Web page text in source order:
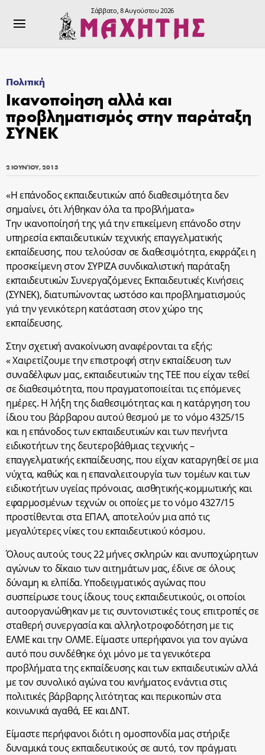
Σάββατο, 8 Αυγούστου 2026
Πολιτική
Ικανοποίηση αλλά και
προβληματισμός στην παράταξη
ΣΥΝΕΚ
2 ΙΟΥΝΊΟΥ, 2015
«Η επάνοδος εκπαιδευτικών από διαθεσιμότητα δεν
σημαίνει, ότι λήθηκαν όλα τα προβλήματα»
Την ικανοποίησή της γιά την επικείμενη επάνοδο στην
υπηρεσία εκπαιδευτικών τεχνικής επαγγελματικής
εκπαίδευσης, που τελούσαν σε διαθεσιμότητα, εκφράζει η
προσκείμενη στον ΣΥΡΙΖΑ συνδικαλιστική παράταξη
εκπαιδευτικών Συνεργαζόμενες Εκπαιδευτικές Κινήσεις
(ΣΥΝΕΚ), διατυπώνοντας ωστόσο και προβληματισμούς
γιά την γενικότερη κατάσταση στον χώρο της
εκπαίδευσης.
Στην σχετική ανακοίνωση αναφέρονται τα εξής:
« Χαιρετίζουμε την επιστροφή στην εκπαίδευση των
συναδέλφων μας, εκπαιδευτικών της ΤΕΕ που είχαν τεθεί
σε διαθεσιμότητα, που πραγματοποιείται τις επόμενες
ημέρες. Η λήξη της διαθεσιμότητας και η κατάργηση του
ίδιου του βάρβαρου αυτού θεσμού με το νόμο 4325/15
και η επάνοδος των εκπαιδευτικών και των πενήντα
ειδικοτήτων της δευτεροβάθμιας τεχνικής –
επαγγελματικής εκπαίδευσης, που είχαν καταργηθεί σε μια
νύχτα, καθώς και η επαναλειτουργία των τομέων και των
ειδικοτήτων υγείας πρόνοιας, αισθητικής-κομμωτικής και
εφαρμοσμένων τεχνών οι οποίες με το νόμο 4327/15
προστίθενται στα ΕΠΑΛ, αποτελούν μια από τις
μεγαλύτερες νίκες του εκπαιδευτικού κόσμου.
Όλους αυτούς τους 22 μήνες σκληρών και ανυποχώρητων
αγώνων το δίκαιο των αιτημάτων μας, έδινε σε όλους
δύναμη κι ελπίδα. Υποδειγματικός αγώνας που
συσπείρωσε τους ίδιους τους εκπαιδευτικούς, οι οποίοι
αυτοοργανώθηκαν με τις συντονιστικές τους επιτροπές σε
σταθερή συνεργασία και αλληλοτροφοδότηση με τις
ΕΛΜΕ και την ΟΛΜΕ. Είμαστε υπερήφανοι για τον αγώνα
αυτό που συνδέθηκε όχι μόνο με τα γενικότερα
προβλήματα της εκπαίδευσης και των εκπαιδευτικών αλλά
με τον συνολικό αγώνα του κινήματος ενάντια στις
πολιτικές βάρβαρης λιτότητας και περικοπών στα
κοινωνικά αγαθά, ΕΕ και ΔΝΤ.
Είμαστε περήφανοι διότι η ομοσπονδία μας στήριξε
δυναμικά τους εκπαιδευτικούς σε αυτό, τον πράγματι